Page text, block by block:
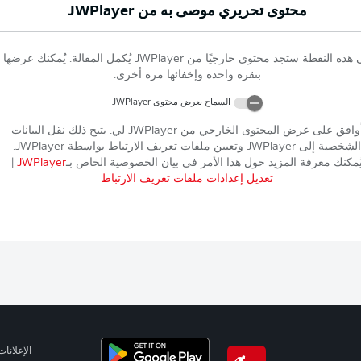
محتوى تحريري موصى به منJWPlayer
هذه النقطة ستجد محتوى خارجيًا منJWPlayer يُكمل المقالة. يُمكنك عرضها
بنقرة واحدة وإخفائها مرة أخرى.
السماح بعرض محتوىJWPlayer
على عرض المحتوى الخارجي منJWPlayer لي. يتيح ذلك نقل البيانات
الشخصية إلى JWPlayer وتعيين ملفات تعريف الارتباط بواسطة JWPlayer
.
معرفة المزيد حول هذا الأمر في بيان الخصوصية الخاص بـJWPlayer
تعديل إعدادات ملفات تعريف الارتباط